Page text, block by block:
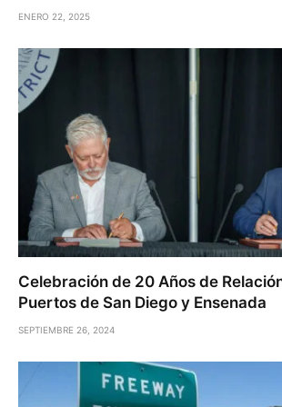
ENERO 22, 2025
Celebración de 20 Años de
Puertos de San Diego y Ensenada
SEPTIEMBRE 26, 2024